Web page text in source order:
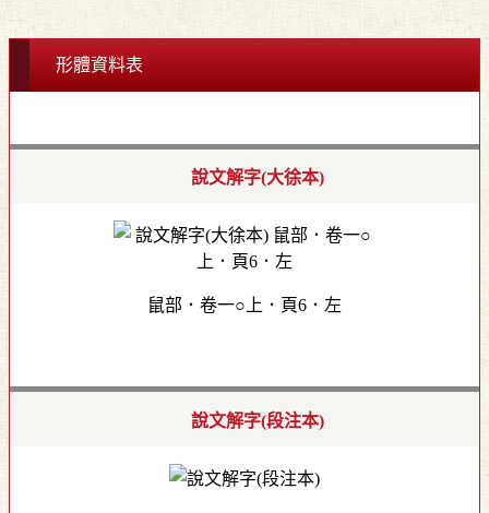
形體資料表
說文解字(大徐本)
鼠部．卷一○上．頁6．左
說文解字(段注本)